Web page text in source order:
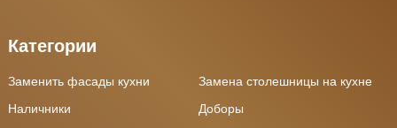
Категории
Заменить фасады кухни
Замена столешницы на кухне
Наличники
Доборы